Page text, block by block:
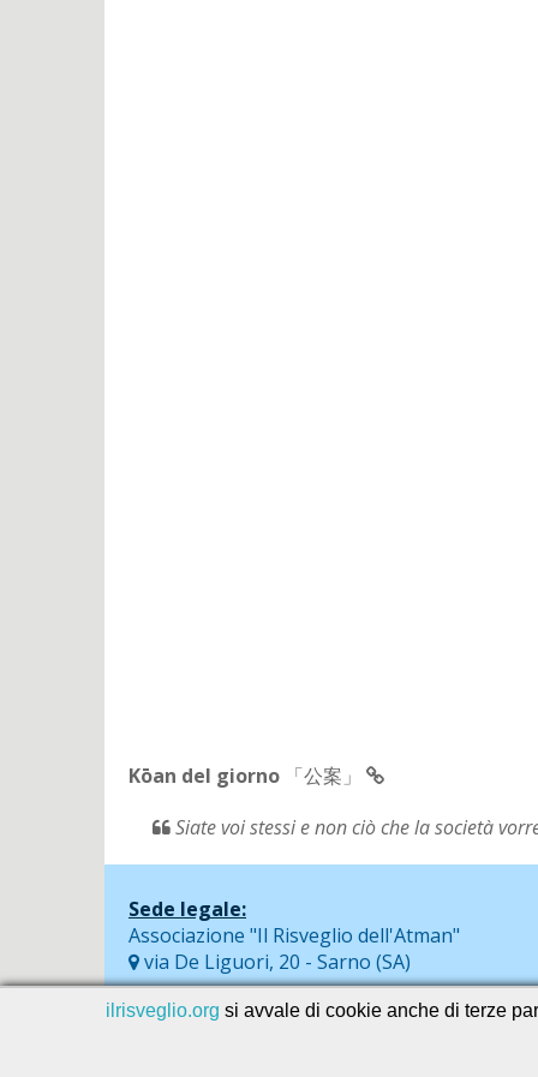
Kōan del giorno 「公案」
Siate voi stessi e non ciò che la società
Sede legale:
Associazione "Il Risveglio dell'Atman"
via De Liguori, 20 - Sarno (SA)
ilrisveglio.org si avvale di cookie anche di terze